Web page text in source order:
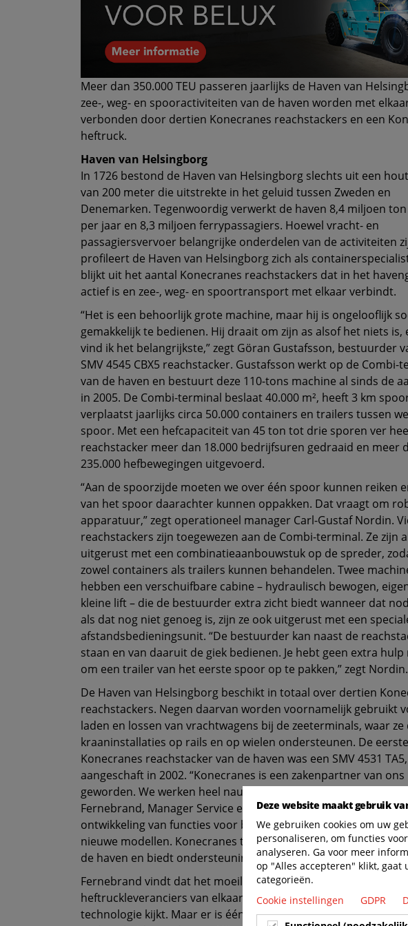
Meer dan 350.000 TEU passeren jaarlijks de Haven van
zee-, weg- en spooractiviteiten van de haven worden met
verbonden door dertien Konecranes reachstackers en een
heftruck.
Haven van Helsingborg
In 1726 bestond de Haven van Helsingborg slechts uit een
van 200 meter die uitstrekte in het geluid tussen Zweden en
Denemarken. Tegenwoordig verwerkt de haven 8,4 miljoen
per jaar en 8,3 miljoen ferry­passagiers. Hoewel vracht- en
passagiersvervoer belangrijke onderdelen van de activiteiten
profileert de Haven van Helsingborg zich als
blijkt uit het aantal Konecranes reachstackers dat in het
actief is en zee-, weg- en spoortransport met elkaar verbindt.
“Het is een behoorlijk grote machine, maar hij is ongelooflijk
gemakkelijk te bedienen. Hij draait om zijn as alsof het niets is,
vind ik het belangrijkste,” zegt Göran Gustafsson, bestuurder
SMV 4545 CBX5 reachstacker. Gustafsson werkt op de Combi-
van de haven en bestuurt deze 110-tons machine al sinds de
in 2005. De Combi-terminal beslaat 40.000 m², heeft 3 km
verplaatst jaarlijks circa 50.000 containers en trailers tussen
spoor. Met een hefcapaciteit van 45 ton tot drie sporen ver
reachstacker meer dan 18.000 bedrijfsuren gedraaid en meer
235.000 hefbewegingen uitgevoerd.
“Aan de spoorzijde moeten we over één spoor kunnen reiken
van het spoor daarachter kunnen oppakken. Dat vraagt om
apparatuur,” zegt operationeel manager Carl-Gustaf Nordin.
reachstackers zijn toegewezen aan de Combi-terminal. Ze zijn
uitgerust met een combinatieaanbouwstuk op de spreder,
zowel containers als trailers kunnen behandelen. Twee
hebben een verschuifbare cabine – hydraulisch bewogen,
kleine lift – die de bestuurder extra zicht biedt wanneer dat
als dat nog niet genoeg is, zijn ze ook uitgerust met een
afstandsbedieningsunit. “De bestuurder kan naast de
staan en van daaruit de giek bedienen. Je hebt geen extra hulp
om een trailer van het eerste spoor op te pakken,” zegt Nordin.
De Haven van Helsingborg beschikt in totaal over dertien
reachstackers. Negen daarvan worden voornamelijk gebruikt
laden en lossen van vrachtwagens bij de zeeterminals, waar ze
kraaninstallaties op rails en op wielen ondersteunen. De eerste
Konecranes reachstacker van de haven was een SMV 4531 TA5,
aangeschaft in 2002. “Konecranes is een zakenpartner van ons
geworden. We werken heel nauw samen aan deze machines,”
Fernebrand, Manager Service en Onderhoud. Dit omvat
ontwikkeling van functies voor bestaande machines en
nieuwe modellen. Konecranes traint ook de eigen
de haven en biedt ondersteuning tijdens piekmomenten.
Fernebrand vindt dat het moeilijk kan zijn om premium
heftruckleveranciers van elkaar te onderscheiden als je alleen
technologie kijkt. Maar er is één ding dat Konecranes duidelijk
Deze website maakt gebruik
We gebruiken cookies om uw
personaliseren, om functies
analyseren. Ga voor meer
op "Alles accepteren" klikt, gaat
categorieën.
Cookie instellingen
GDPR